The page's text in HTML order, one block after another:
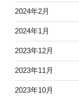
2024年2月
2024年1月
2023年12月
2023年11月
2023年10月